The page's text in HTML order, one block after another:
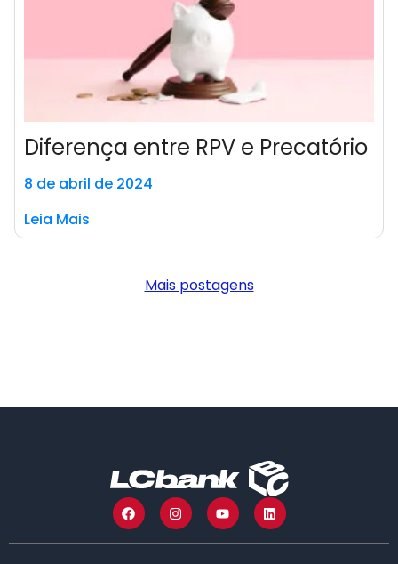
Diferença entre RPV e Precatório
8 de abril de 2024
Leia Mais
Mais postagens